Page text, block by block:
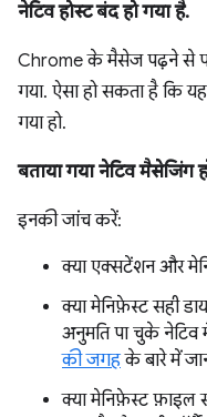
नेटिव होस्ट बंद हो गया है.
Chrome के मैसेज पढ़ने से
गया. ऐसा हो सकता है कि
गया हो.
बताया गया नेटिव मैसेजिंग
इनकी जांच करें:
क्या एक्सटेंशन और
क्या मेनिफ़ेस्ट सही
अनुमति पा चुके नेटिव
की जगहके बारे में
क्या मेनिफ़ेस्ट फ़ाइल